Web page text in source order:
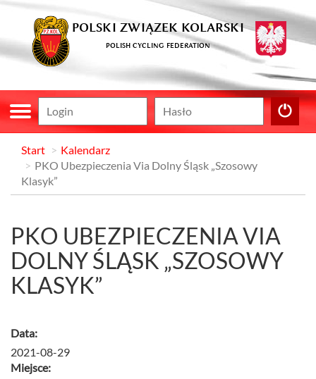
POLSKI ZWIĄZEK KOLARSKI
POLISH CYCLING FEDERATION
Start
Kalendarz
PKO Ubezpieczenia Via Dolny Śląsk „Szosowy
Klasyk”
PKO UBEZPIECZENIA VIA
DOLNY ŚLĄSK „SZOSOWY
KLASYK”
Data:
2021-08-29
Miejsce: